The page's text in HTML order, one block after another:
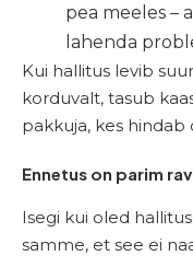
pea meeles –
lahenda
Kui hallitus levib
korduvalt, tasub
pakkuja, kes
Ennetus on parim
Isegi kui oled
samme, et see ei